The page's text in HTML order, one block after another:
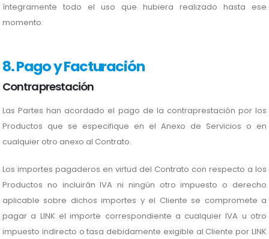
íntegramente todo el uso que hubiera realizado hasta ese
momento.
8. Pago y Facturación
Contraprestación
Las Partes han acordado el pago de la contraprestación por los
Productos que se especifique en el Anexo de Servicios o en
cualquier otro anexo al Contrato.
Los importes pagaderos en virtud del Contrato con respecto a los
Productos no incluirán IVA ni ningún otro impuesto o derecho
aplicable sobre dichos importes y el Cliente se compromete a
pagar a LINK el importe correspondiente a cualquier IVA u otro
impuesto indirecto o tasa debidamente exigible al Cliente por LINK